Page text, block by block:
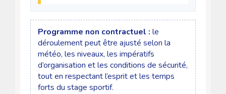
Programme non contractuel : le
déroulement peut être ajusté selon la
météo, les niveaux, les impératifs
d’organisation et les conditions de sécurité,
tout en respectant l’esprit et les temps
forts du stage sportif.